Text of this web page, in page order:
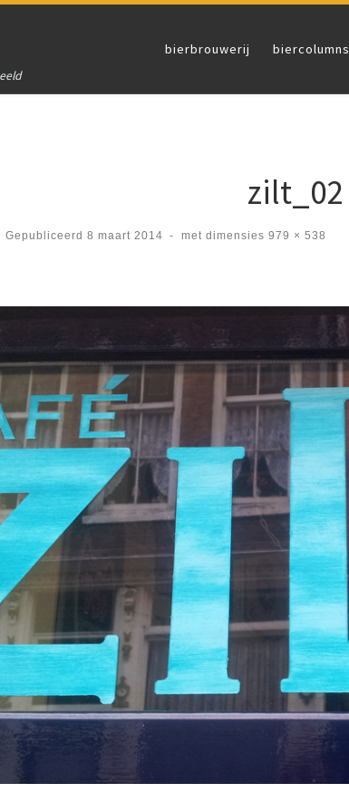
bierbrouwerij biercolumns
zilt_02
Gepubliceerd 8 maart 2014 - met dimensies 979 × 538